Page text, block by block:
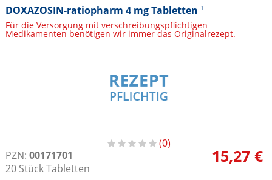
DOXAZOSIN-ratiopharm 4 mg Tabletten 1
Für die Versorgung mit verschreibungspflichtigen
Medikamenten benötigen wir immer das Originalrezept.
0
PZN: 00171701
20 Stück Tabletten
15,27 €